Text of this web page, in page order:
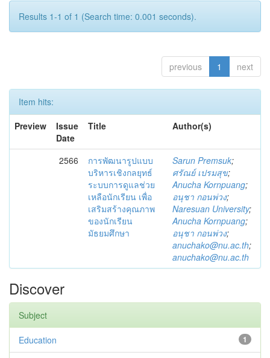
Results 1-1 of 1 (Search time: 0.001 seconds).
previous 1 next
Item hits:
Preview
Issue
Date
Title Author(s)
2566
การพัฒนารูปแบบ
บริหารเชิงกลยุทธ์
ระบบการดูแลช่วย
เหลือนักเรียน เพื่อ
เสริมสร้างคุณภาพ
ของนักเรียน
มัธยมศึกษา
Sarun Premsuk;
ศรัณย์ เปรมสุข;
Anucha Kornpuang;
อนุชา กอนพ่วง;
Naresuan University;
Anucha Kornpuang;
อนุชา กอนพ่วง;
anuchako@nu.ac.th;
anuchako@nu.ac.th
Discover
Subject
1
Education